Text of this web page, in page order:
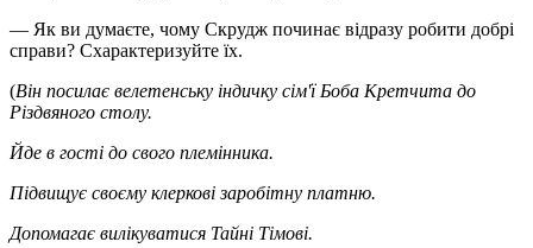
— Як ви думаєте, чому Скрудж починає відразу робити добрі
справи? Схарактеризуйте їх.
(Він посилає велетенську індичку сім'ї Боба Кретчита до
Різдвяного столу.
Йде в гості до свого племінника.
Підвищує своєму клеркові заробітну платню.
Допомагає вилікуватися Тайні Тімові.